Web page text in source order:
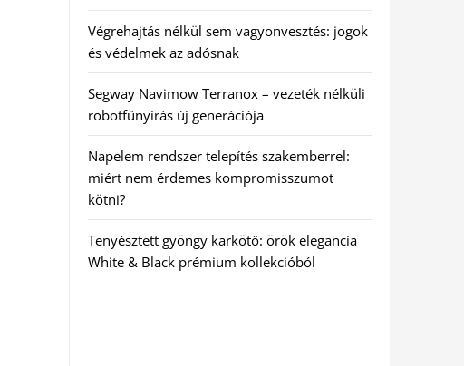
Végrehajtás nélkül sem vagyonvesztés: jogok
és védelmek az adósnak
Segway Navimow Terranox – vezeték nélküli
robotfűnyírás új generációja
Napelem rendszer telepítés szakemberrel:
miért nem érdemes kompromisszumot
kötni?
Tenyésztett gyöngy karkötő: örök elegancia
White & Black prémium kollekcióból